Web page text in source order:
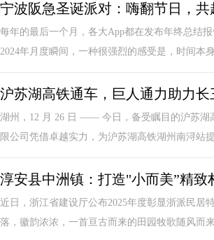
宁波阪急圣诞派对：嗨翻节日，共
每年的最后一个月，各大App都在发布年终总结
2024年月度瞬间，一种很强烈的感受是，时间本
沪苏湖高铁通车，巨人通力助力
湖州，12 月 26 日 —— 今日，备受瞩目的沪苏湖
限公司凭借卓越实力，为沪苏湖高铁湖州南浔站
淳安县中洲镇：打造"小而美”精
近日，浙江省建设厅公布2025年度彰显浙派民居
落，徽韵浓浓，一首亘古而来的田园牧歌随风而